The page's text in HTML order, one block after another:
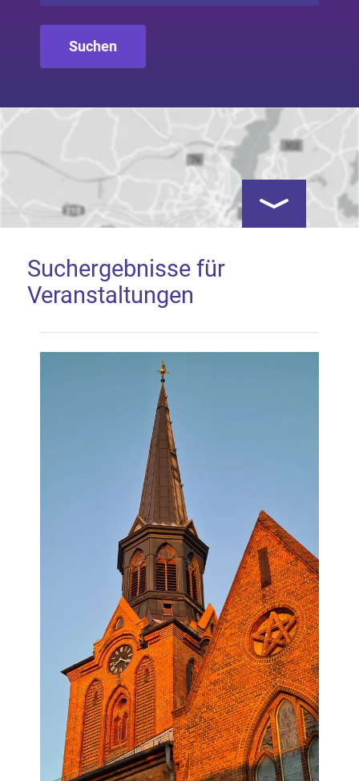
Google Map laden
Mit dem Laden der Karte akzeptieren Sie, dass die
Anwendung Google Maps beim Aktivieren von
Inhalten Cookies auf Ihrem Gerät setzt, z.B. zwecks
Reichweitenmessung und profilbasierter Werbung.
zur Datenschutzerklärung
Hier können Sie Ihre Cookie-
Einstellungen anpassen
Kartenansicht
Suchergebnisse für
Veranstaltungen